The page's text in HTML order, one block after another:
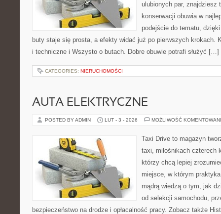
ulubionych par, znajdziesz
konserwacji obuwia w
podejście do tematu,
buty staje się prosta, a efekty widać już po pierwszych krokach.
i techniczne i Wszysto o butach. Dobre obuwie potrafi służyć […]
CATEGORIES: NIERUCHOMOŚCI
AUTA ELEKTRYCZNE
POSTED BY ADMIN LUT - 3 - 2026 MOŻLIWOŚĆ
Taxi Drive to magazyn
taxi, miłośnikach czterech
którzy chcą lepiej
miejsce, w którym
mądrą wiedzą o tym, jak
od selekcji samochodu,
bezpieczeństwo na drodze i opłacalność pracy. Zobacz także